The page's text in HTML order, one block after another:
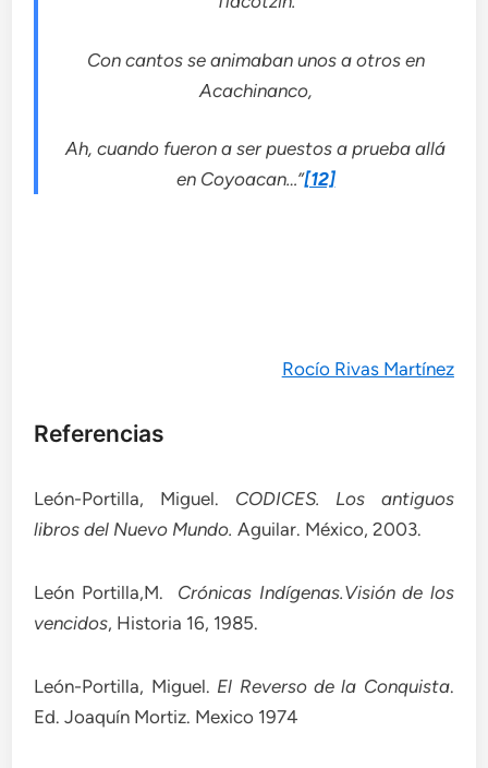
Con cantos se animaban unos a otros en
Acachinanco,
Ah, cuando fueron a ser puestos a prueba allá
en Coyoacan…”[12]
Rocío Rivas Martínez
Referencias
León-Portilla, Miguel. CODICES. Los antiguos
libros del Nuevo Mundo. Aguilar. México, 2003.
León Portilla,M. Crónicas Indígenas.Visión de los
vencidos, Historia 16, 1985.
León-Portilla, Miguel. El Reverso de la Conquista.
Ed. Joaquín Mortiz. Mexico 1974